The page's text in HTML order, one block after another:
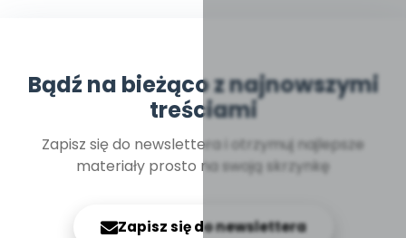
Bądź na bieżąco z najnowszymi
treściami
Zapisz się do newslettera i otrzymuj najlepsze
materiały prosto na swoją skrzynkę
Zapisz się do newslettera